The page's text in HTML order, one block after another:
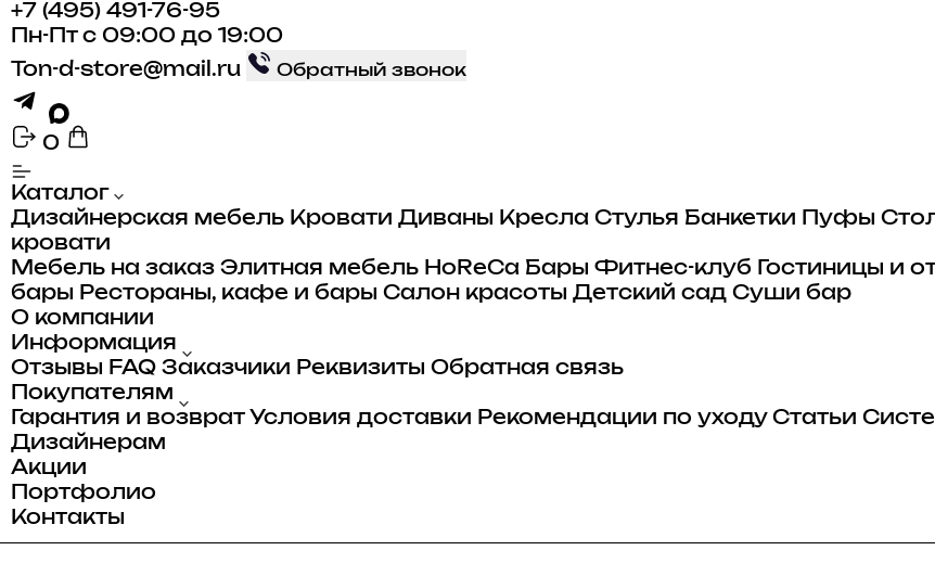
+7 (495) 491-76-95
Пн-Пт с 09:00 до 19:00
Ton-d-store@mail.ru
Обратный звонок
0
Каталог
Дизайнерская мебель Кровати Диваны Кресла Стулья Банкетки Пуфы
кровати
Мебель на заказ Элитная мебель HoReCa Бары Фитнес-клуб Гостиницы и
бары Рестораны, кафе и бары Салон красоты Детский сад Суши бар
О компании
Информация
Отзывы FAQ Заказчики Реквизиты Обратная связь
Покупателям
Гарантия и возврат Условия доставки Рекомендации по уходу Статьи
Дизайнерам
Акции
Портфолио
Контакты